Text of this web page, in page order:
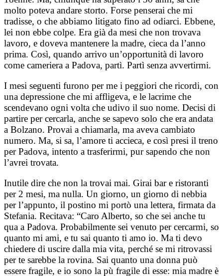
molto poteva andare storto. Forse penserai che mi
tradisse, o che abbiamo litigato fino ad odiarci. Ebbene,
lei non ebbe colpe. Era già da mesi che non trovava
lavoro, e doveva mantenere la madre, cieca da l’anno
prima. Così, quando arrivo un’opportunità di lavoro
come cameriera a Padova, partì. Partì senza avvertirmi.
I mesi seguenti furono per me i peggiori che ricordi, con
una depressione che mi affligeva, e le lacrime che
scendevano ogni volta che udivo il suo nome. Decisi di
partire per cercarla, anche se sapevo solo che era andata
a Bolzano. Provai a chiamarla, ma aveva cambiato
numero. Ma, si sa, l’amore ti accieca, e così presi il treno
per Padova, intento a trasferirmi, pur sapendo che non
l’avrei trovata.
Inutile dire che non la trovai mai. Girai bar e ristoranti
per 2 mesi, ma nulla. Un giorno, un giorno di nebbia
per l’appunto, il postino mi portò una lettera, firmata da
Stefania. Recitava: “Caro Alberto, so che sei anche tu
qua a Padova. Probabilmente sei venuto per cercarmi, so
quanto mi ami, e tu sai quanto ti amo io. Ma ti devo
chiedere di uscire dalla mia vita, perché se mi ritrovassi
per te sarebbe la rovina. Sai quanto una donna può
essere fragile, e io sono la pù fragile di esse: mia madre è